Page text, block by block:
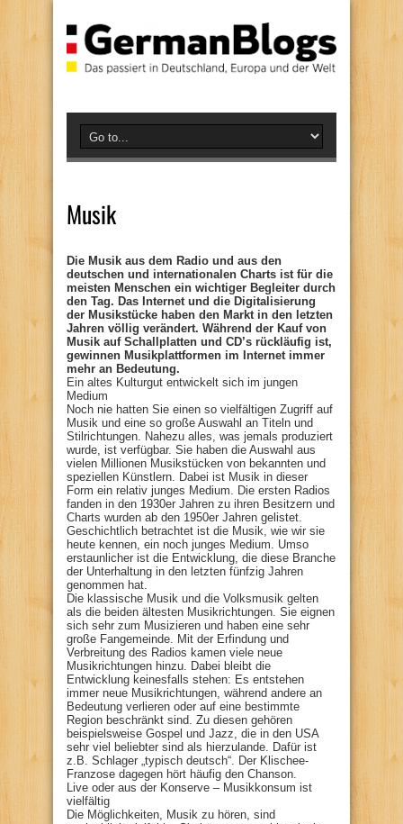
Musik
Die Musik aus dem Radio und aus den
deutschen und internationalen Charts ist für die
meisten Menschen ein wichtiger Begleiter durch
den Tag. Das Internet und die Digitalisierung
der Musikstücke haben den Markt in den letzten
Jahren völlig verändert. Während der Kauf von
Musik auf Schallplatten und CD’s rückläufig ist,
gewinnen Musikplattformen im Internet immer
mehr an Bedeutung.
Ein altes Kulturgut entwickelt sich im jungen
Medium
Noch nie hatten Sie einen so vielfältigen Zugriff auf
Musik und eine so große Auswahl an Titeln und
Stilrichtungen. Nahezu alles, was jemals produziert
wurde, ist verfügbar. Sie haben die Auswahl aus
vielen Millionen Musikstücken von bekannten und
speziellen Künstlern. Dabei ist Musik in dieser
Form ein relativ junges Medium. Die ersten Radios
fanden in den 1930er Jahren zu ihren Besitzern und
Charts wurden ab den 1950er Jahren gelistet.
Geschichtlich betrachtet ist die Musik, wie wir sie
heute kennen, ein noch junges Medium. Umso
erstaunlicher ist die Entwicklung, die diese Branche
der Unterhaltung in den letzten fünfzig Jahren
genommen hat.
Die klassische Musik und die Volksmusik gelten
als die beiden ältesten Musikrichtungen. Sie eignen
sich sehr zum Musizieren und haben eine sehr
große Fangemeinde. Mit der Erfindung und
Verbreitung des Radios kamen viele neue
Musikrichtungen hinzu. Dabei bleibt die
Entwicklung keinesfalls stehen: Es entstehen
immer neue Musikrichtungen, während andere an
Bedeutung verlieren oder auf eine bestimmte
Region beschränkt sind. Zu diesen gehören
beispielsweise Gospel und Jazz, die in den USA
sehr viel beliebter sind als hierzulande. Dafür ist
z.B. Schlager „typisch deutsch“. Der Klischee-
Franzose dagegen hört häufig den Chanson.
Live oder aus der Konserve – Musikkonsum ist
vielfältig
Die Möglichkeiten, Musik zu hören, sind